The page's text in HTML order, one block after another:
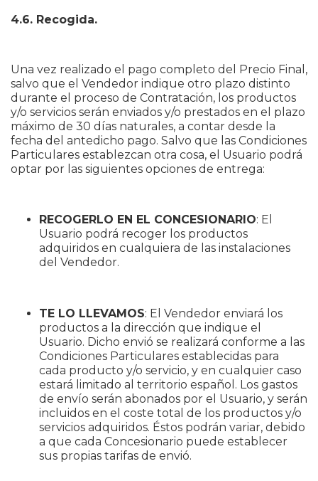
4.6. Recogida.
Una vez realizado el pago completo del Precio Final,
salvo que el Vendedor indique otro plazo distinto
durante el proceso de Contratación, los productos
y/o servicios serán enviados y/o prestados en el plazo
máximo de 30 días naturales, a contar desde la
fecha del antedicho pago. Salvo que las Condiciones
Particulares establezcan otra cosa, el Usuario podrá
optar por las siguientes opciones de entrega:
RECOGERLO EN EL CONCESIONARIO: El
Usuario podrá recoger los productos
adquiridos en cualquiera de las instalaciones
del Vendedor.
TE LO LLEVAMOS: El Vendedor enviará los
productos a la dirección que indique el
Usuario. Dicho envió se realizará conforme a las
Condiciones Particulares establecidas para
cada producto y/o servicio, y en cualquier caso
estará limitado al territorio español. Los gastos
de envío serán abonados por el Usuario, y serán
incluidos en el coste total de los productos y/o
servicios adquiridos. Éstos podrán variar, debido
a que cada Concesionario puede establecer
sus propias tarifas de envió.